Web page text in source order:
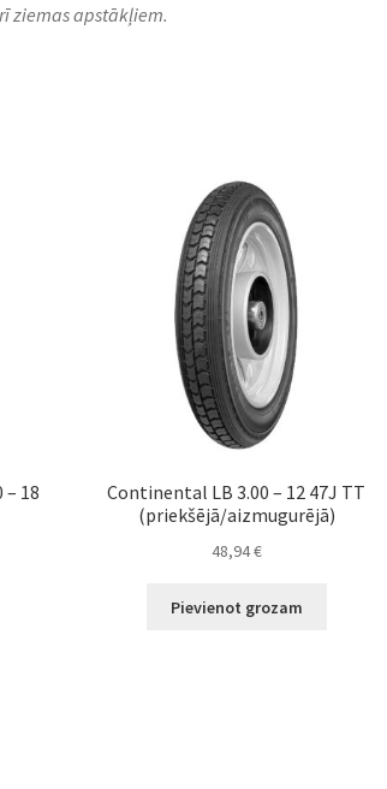
ziemas apstākļiem.
18
Continental LB 3.00 – 12 47J TT
(priekšējā/aizmugurējā)
48,94€
Pievienot grozam